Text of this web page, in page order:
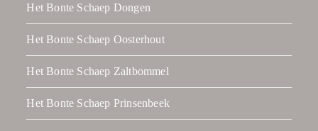
Het Bonte Schaep Dongen
Het Bonte Schaep Oosterhout
Het Bonte Schaep Zaltbommel
Het Bonte Schaep Prinsenbeek